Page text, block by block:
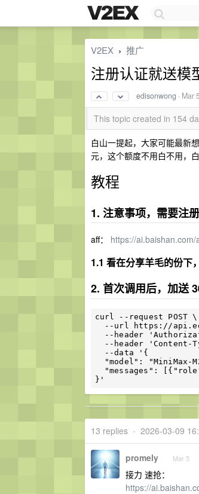
V2EX › 推广
注册认证就送模
edisonwong · Mar
This topic created in 154
白山一提起，大家可能最新
元，这个额度不用白不用，
教程
1. 注意事项，需要注
aff： https://
1.1 看在分享羊毛的份下
2. 首次调用后，加送
curl --request POST \
13 replies • 2026-03-09
promely Mar 5
接力 速抢：
https://